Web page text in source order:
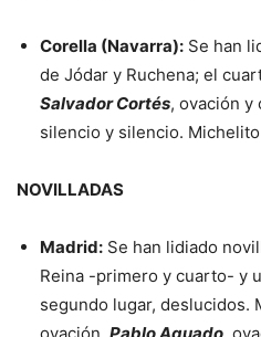
Corella (Navarra): Se han
de Jódar y Ruchena; el
Salvador Cortés, ovación y
silencio y silencio.
NOVILLADAS
Madrid: Se han lidiado
Reina -primero y cuarto- y
segundo lugar, deslucidos.